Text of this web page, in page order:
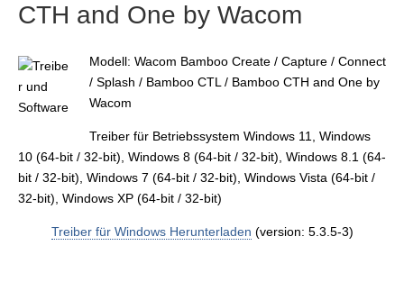
CTH and One by Wacom
Modell: Wacom Bamboo Create / Capture / Connect
/ Splash / Bamboo CTL / Bamboo CTH and One by
Wacom
Treiber für Betriebssystem Windows 11, Windows
10 (64-bit / 32-bit), Windows 8 (64-bit / 32-bit), Windows 8.1 (64-
bit / 32-bit), Windows 7 (64-bit / 32-bit), Windows Vista (64-bit /
32-bit), Windows XP (64-bit / 32-bit)
Treiber für Windows Herunterladen (version: 5.3.5-3)